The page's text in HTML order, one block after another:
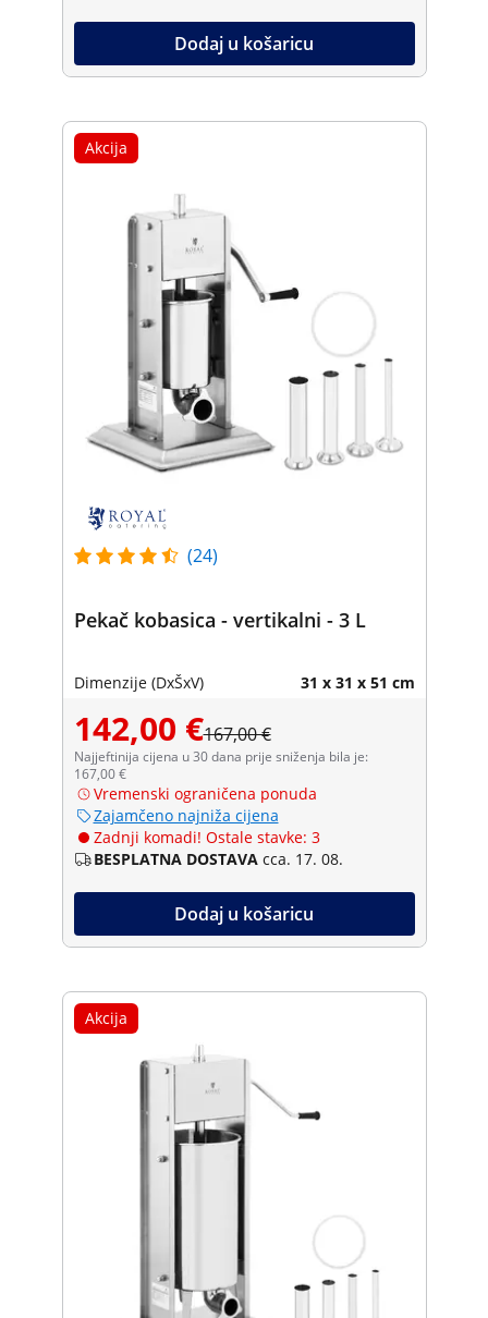
Dodaj u košaricu
Akcija
(24)
Pekač kobasica - vertikalni - 3 L
Dimenzije (DxŠxV) 31 x 31 x 51 cm
142,00 €167,00 €
Najjeftinija cijena u 30 dana prije sniženja bila je:
167,00 €
Vremenski ograničena ponuda
Zajamčeno najniža cijena
Zadnji komadi! Ostale stavke: 3
BESPLATNA DOSTAVA cca. 17. 08.
Dodaj u košaricu
Akcija